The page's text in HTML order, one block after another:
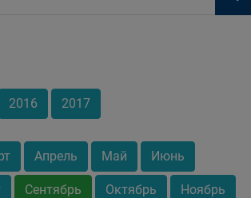
2016 2017
Апрель Май Июнь
Сентябрь Октябрь Ноябрь